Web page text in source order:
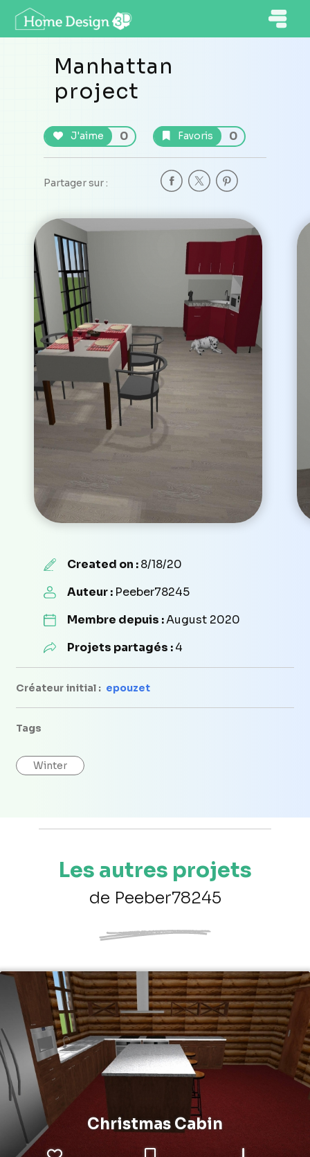
Manhattan
project
J'aime 0 Favoris 0
Partager sur :
Created on :8/18/20
Auteur : Peeber78245
Membre depuis :August 2020
Projets partagés :4
Créateur initial : epouzet
Tags
Winter
Les autres projets
de Peeber78245
Christmas Cabin